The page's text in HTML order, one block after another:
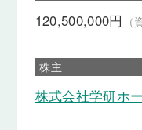
120,500,000円
株主
株式会社学研ホ